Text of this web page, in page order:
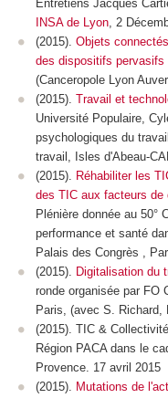
Entretiens Jacques
INSA de Lyon, 2
(2015). Objets
des dispositifs pervasifs
(Canceropole Lyon
(2015). Travail et
Université Populaire,
psychologiques du
travail, Isles d'Abeau-
(2015). Réhabiliter les
des TIC aux facteurs de
Plénière donnée au 50°
performance et santé
Palais des Congrès ,
(2015). Digitalisation du
ronde organisée par FO
Paris, (avec S. Richard,
(2015). TIC &
Région PACA dans le
Provence. 17 avril 2015
(2015). Mutations de